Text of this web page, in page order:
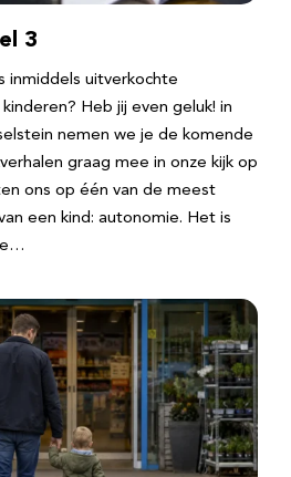
3
inmiddels uitverkochte
Heb jij even geluk! in
nemen we je de komende
graag mee in onze kijk op
ons op één van de meest
een kind: autonomie. Het is